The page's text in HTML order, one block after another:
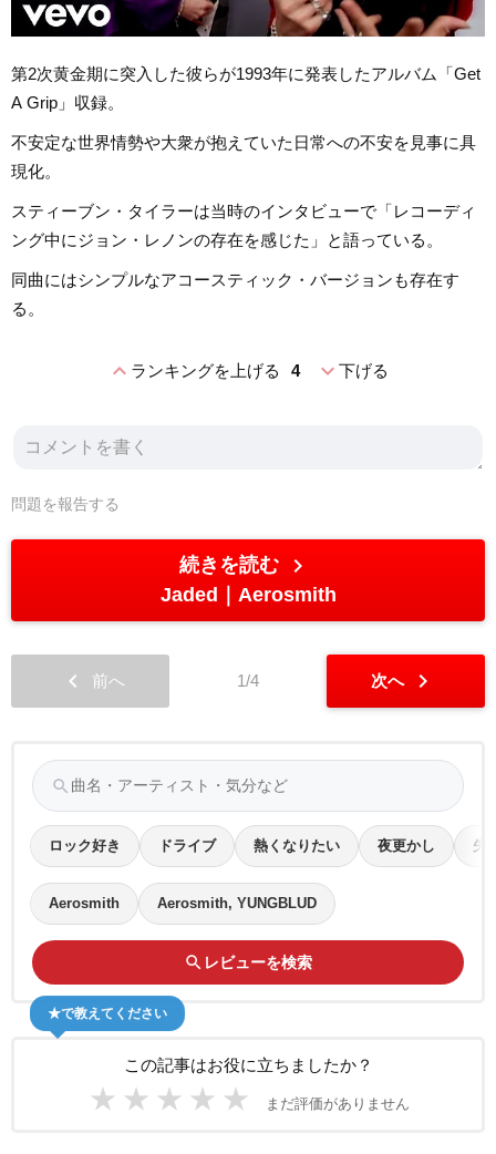
第2次黄金期に突入した彼らが1993年に発表したアルバム「Get
A Grip」収録。
不安定な世界情勢や大衆が抱えていた日常への不安を見事に具
現化。
スティーブン・タイラーは当時のインタビューで「レコーディ
ング中にジョン・レノンの存在を感じた」と語っている。
同曲にはシンプルなアコースティック・バージョンも存在す
る。
expand_lessランキングを上げる 4 expand_more下げる
問題を報告する
続きを読む chevron_right
Jaded Aerosmith
chevron_left 前へ 1/4 次へ chevron_right
search
ロック好き ドライブ 熱くなりたい 夜更かし 失
Aerosmith Aerosmith, YUNGBLUD
search レビューを検索
この記事はお役に立ちましたか？
★ ★ ★ ★ ★ まだ評価がありません
★で教えてください